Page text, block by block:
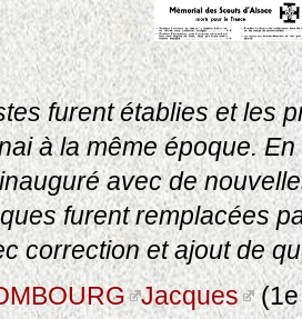
furent établies et les
à la même époque.
avec de
furent remplacées
correction et ajout de
Jacques (1e